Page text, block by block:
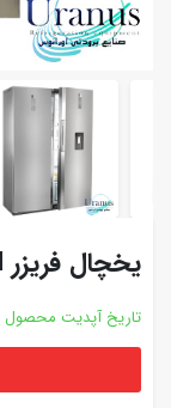
یخچال فریزر TWINدوو مدل D4LR-0020
تاریخ آپدیت محصول